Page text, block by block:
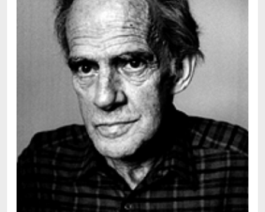
Abé, Kobo
Abedi, Isabel
Abele, Inga
Abgarjan, Narine
Abish, Walter
Aboulela, Leila
Abrahams, Peter (f. 1919)
Abrahams, Peter (f. 1947)
Abrahamson, Emmy
Abu-Jaber, Diana
Abulhawa, Susan
Aburas, Lone
Achebe, Chinua
Achmatova, Anna
Aciman, André
Ackebo, Lena